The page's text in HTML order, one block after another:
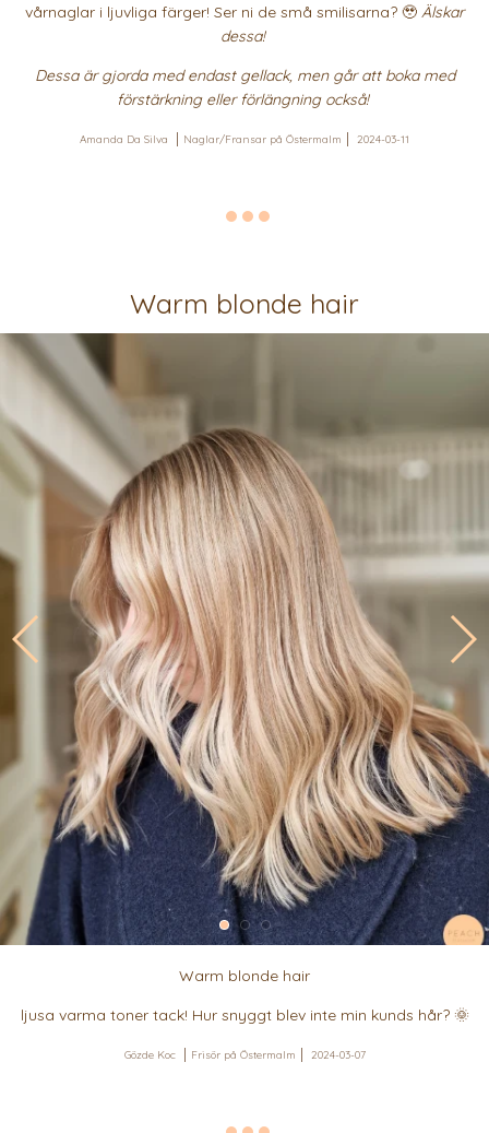
vårnaglar i ljuvliga färger! Ser ni de små smilisarna? 🥹 Älskar
dessa!
Dessa är gjorda med endast gellack, men går att boka med
förstärkning eller förlängning också!
Amanda Da Silva Naglar/Fransar på Östermalm 2024-03-11
Warm blonde hair
Warm blonde hair
ljusa varma toner tack! Hur snyggt blev inte min kunds hår? 🌞
Gözde Koc Frisör på Östermalm 2024-03-07